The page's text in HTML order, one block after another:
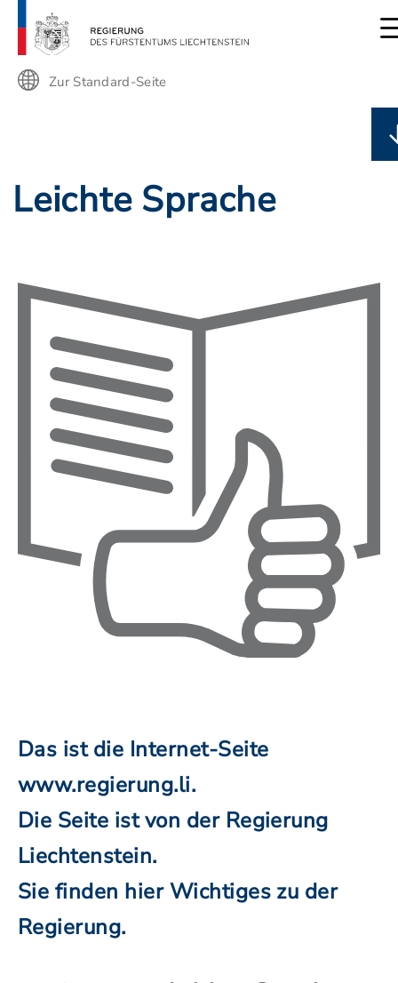
Zur Standard-Seite
Leichte Sprache
Das ist die Internet-Seite
www.regierung.li.
Die Seite ist von der Regierung
Liechtenstein.
Sie finden hier Wichtiges zu der
Regierung.